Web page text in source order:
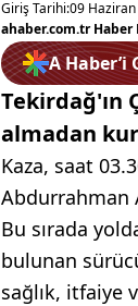
Giriş Tarihi:09
ahaber.com.tr Haber
A
Tekirdağ'ın
almadan
Kaza, saat
Abdurrahman
Bu sırada
bulunan
sağlık, itfaiye